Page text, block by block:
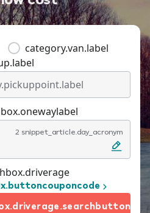
category.van.label
2 snippet_article.day_acronym